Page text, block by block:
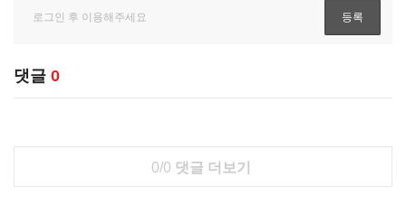
댓글 0
0/0 댓글 더보기